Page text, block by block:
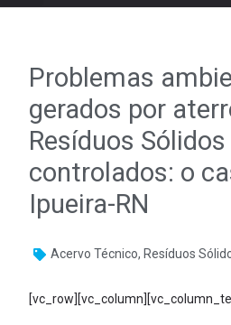
Problemas
gerados por
Resíduos
controlados: o
Ipueira-RN
Acervo Técnico, Resíduos